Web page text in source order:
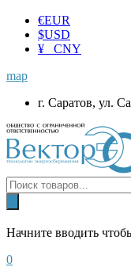
€EUR
$USD
¥ CNY
map
г. Саратов, ул.
Начните вводить
0